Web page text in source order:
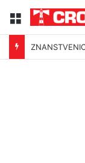
Menu